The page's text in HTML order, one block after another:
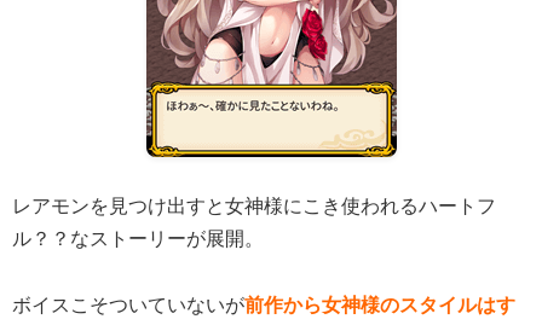
レアモンを見つけ出すと女神様にこき使われるハートフ
ル？？なストーリーが展開。
ボイスこそついていないが前作から女神様のスタイルはす